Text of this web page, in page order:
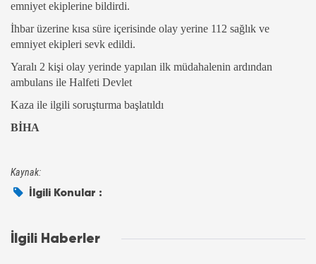
emniyet ekiplerine bildirdi.
İhbar üzerine kısa süre içerisinde olay yerine 112 sağlık ve
emniyet ekipleri sevk edildi.
Yaralı 2 kişi olay yerinde yapılan ilk müdahalenin ardından
ambulans ile Halfeti Devlet
Kaza ile ilgili soruşturma başlatıldı
BİHA
Kaynak:
İlgili Konular :
İlgili Haberler